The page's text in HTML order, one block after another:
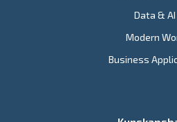
Data & AI
Modern
Business